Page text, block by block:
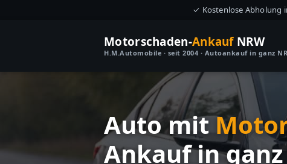
✓ Kostenlose Abholung
Motorschaden-AnkaufNRW
H.M.Automobile · seit 2004 · Autoankauf in ganz
Auto mit
Ankauf in ganz